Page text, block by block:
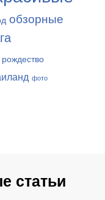
обзорные
рождество
фото
статьи